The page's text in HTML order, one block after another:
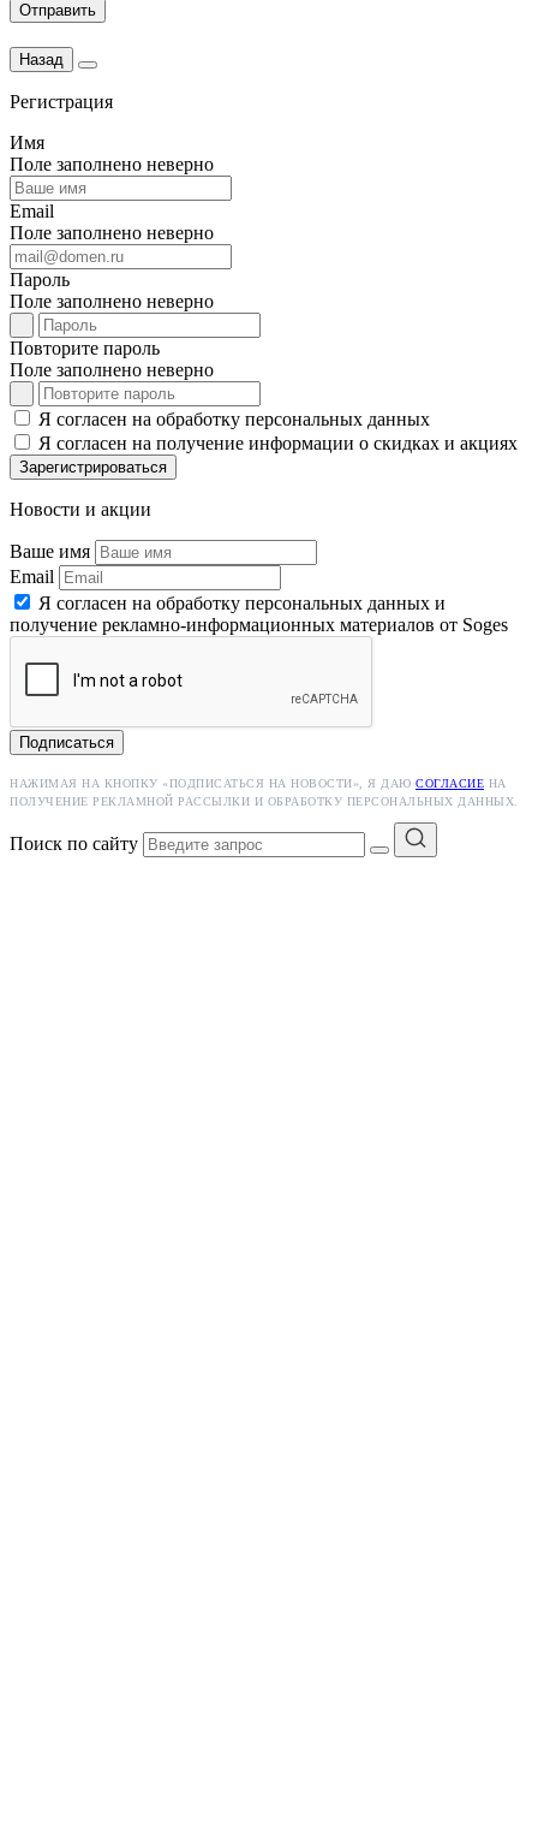
Отправить
Назад
Регистрация
Имя
Поле заполнено неверно
Email
Поле заполнено неверно
Пароль
Поле заполнено неверно
Повторите пароль
Поле заполнено неверно
Я согласен на обработку персональных данных
Я согласен на получение информации о скидках и акциях
Зарегистрироваться
Новости и акции
Ваше имя
Email
Я согласен на обработку персональных данных и
получение рекламно-информационных материалов от Soges
Подписаться
НАЖИМАЯ НА КНОПКУ «ПОДПИСАТЬСЯ НА НОВОСТИ», Я ДАЮ СОГЛАСИЕ НА
ПОЛУЧЕНИЕ РЕКЛАМНОЙ РАССЫЛКИ И ОБРАБОТКУ ПЕРСОНАЛЬНЫХ ДАННЫХ.
Поиск по сайту